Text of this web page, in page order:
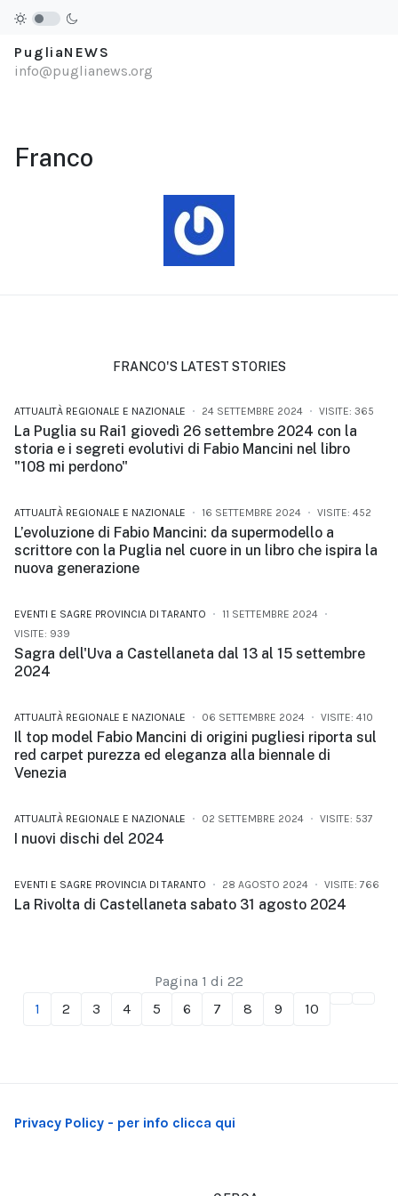
PugliaNEWS
info@puglianews.org
Franco
FRANCO'S LATEST STORIES
ATTUALITÀ REGIONALE E NAZIONALE 24 SETTEMBRE 2024 VISITE: 365
La Puglia su Rai1 giovedì 26 settembre 2024 con la
storia e i segreti evolutivi di Fabio Mancini nel libro
"108 mi perdono"
ATTUALITÀ REGIONALE E NAZIONALE 16 SETTEMBRE 2024 VISITE: 452
L’evoluzione di Fabio Mancini: da supermodello a
scrittore con la Puglia nel cuore in un libro che ispira la
nuova generazione
EVENTI E SAGRE PROVINCIA DI TARANTO
11 SETTEMBRE 2024
VISITE: 939
Sagra dell'Uva a Castellaneta dal 13 al 15 settembre
2024
ATTUALITÀ REGIONALE E NAZIONALE 06 SETTEMBRE 2024 VISITE: 410
Il top model Fabio Mancini di origini pugliesi riporta sul
red carpet purezza ed eleganza alla biennale di
Venezia
ATTUALITÀ REGIONALE E NAZIONALE 02 SETTEMBRE 2024 VISITE: 537
I nuovi dischi del 2024
EVENTI E SAGRE PROVINCIA DI TARANTO 28 AGOSTO 2024 VISITE: 766
La Rivolta di Castellaneta sabato 31 agosto 2024
1 2 3 4 5 6 7 8 9 10
Pagina 1 di 22
Privacy Policy - per info clicca qui